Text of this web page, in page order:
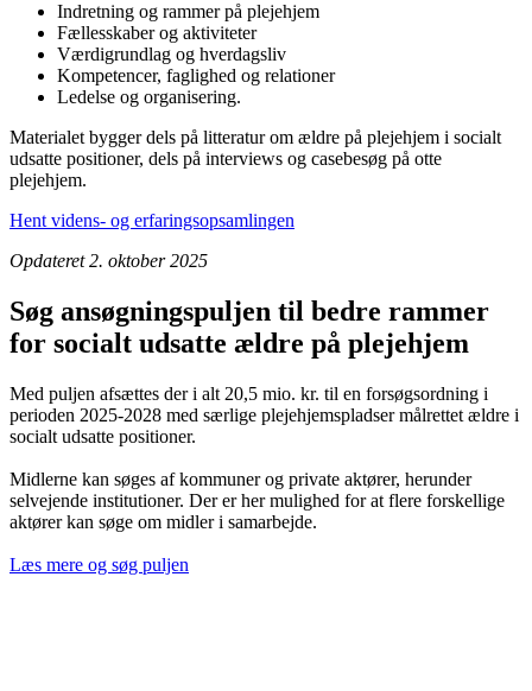
Indretning og rammer på plejehjem
Fællesskaber og aktiviteter
Værdigrundlag og hverdagsliv
Kompetencer, faglighed og relationer
Ledelse og organisering.
Materialet bygger dels på litteratur om ældre på plejehjem i socialt
udsatte positioner, dels på interviews og casebesøg på otte
plejehjem.
Hent videns- og erfaringsopsamlingen
Opdateret 2. oktober 2025
Søg ansøgningspuljen til bedre rammer
for socialt udsatte ældre på plejehjem
Med puljen afsættes der i alt 20,5 mio. kr. til en forsøgsordning i
perioden 2025-2028 med særlige plejehjemspladser målrettet ældre i
socialt udsatte positioner.
Midlerne kan søges af kommuner og private aktører, herunder
selvejende institutioner. Der er her mulighed for at flere forskellige
aktører kan søge om midler i samarbejde.
Læs mere og søg puljen